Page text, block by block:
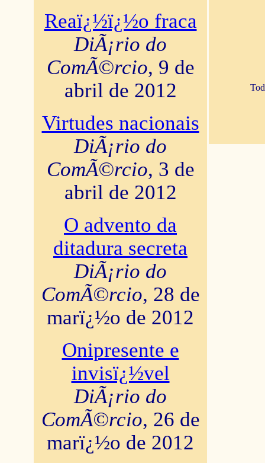
Reaï¿½ï¿½o fraca
DiÃ¡rio do
ComÃ©rcio, 9 de
abril de 2012
Virtudes nacionais
DiÃ¡rio do
ComÃ©rcio, 3 de
abril de 2012
O advento da
ditadura secreta
DiÃ¡rio do
ComÃ©rcio, 28 de
marï¿½o de 2012
Onipresente e
invisï¿½vel
DiÃ¡rio do
ComÃ©rcio, 26 de
marï¿½o de 2012